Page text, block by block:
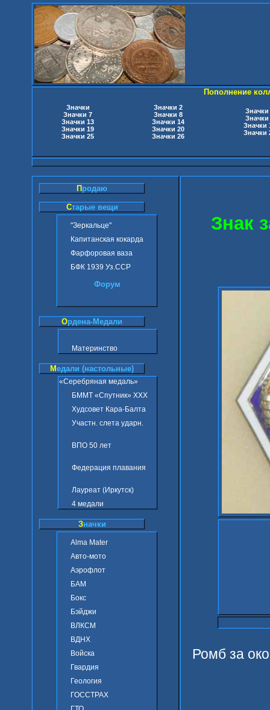
Пополнение
Значки
Значки 7
Значки 13
Значки 19
Значки 25
Значки 2
Значки 8
Значки 14
Значки 20
Значки 26
Значки
Значки
Значки
Значки
П родаю
Старые вещи
"Зеркальце"
Капитанская кокарда
Фарфоровая ваза
БФК 1939 Уз.ССР
Форум
Ордена-Медали
Материнство
Медали (настольные)
«Серебряная медаль»
БММТ «Спутник» ХХХ
Худсовет Кара-Балта
Участн. слета ударн.
ВПО 50 лет
Федерация плавания
Лауреат (Иркутск)
4 медали
Значки
Alma Mater
Авто-мото
Аэрофлот
БАМ
Бокс
Бэйджи
ВЛКСМ
ВДНХ
Войска
Гвардия
Геология
ГОССТРАХ
Знак
Ромб за